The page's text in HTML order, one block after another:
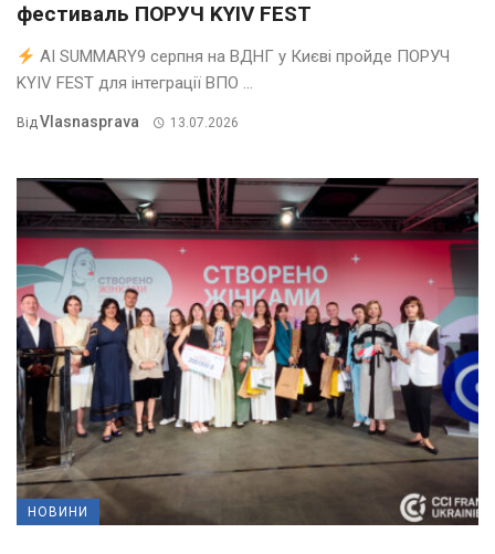
фестиваль ПОРУЧ KYIV FEST
AI SUMMARY9 серпня на ВДНГ у Києві пройде ПОРУЧ
KYIV FEST для інтеграції ВПО ...
ВідVlasnasprava 13.07.2026
НОВИНИ